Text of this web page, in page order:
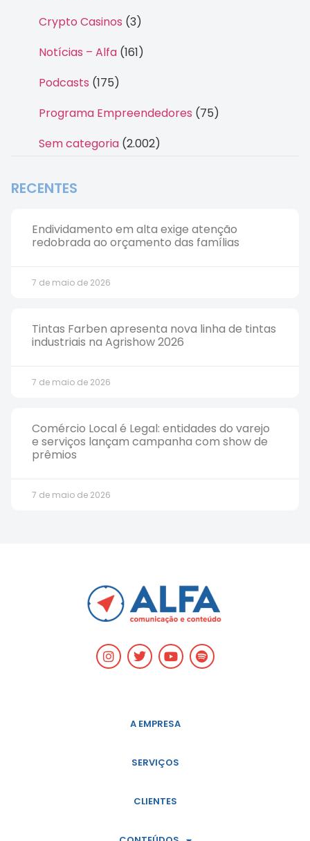
Crypto Casinos (3)
Notícias – Alfa (161)
Podcasts (175)
Programa Empreendedores (75)
Sem categoria (2.002)
RECENTES
Endividamento em alta exige atenção
redobrada ao orçamento das famílias
7 de maio de 2026
Tintas Farben apresenta nova linha de tintas
industriais na Agrishow 2026
7 de maio de 2026
Comércio Local é Legal: entidades do varejo
e serviços lançam campanha com show de
prêmios
7 de maio de 2026
A EMPRESA
SERVIÇOS
CLIENTES